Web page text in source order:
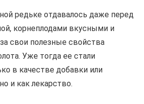
редьке отдавалось даже перед
корнеплодами вкусными и
свои полезные свойства
Уже тогда ее стали
в качестве добавки или
и как лекарство.